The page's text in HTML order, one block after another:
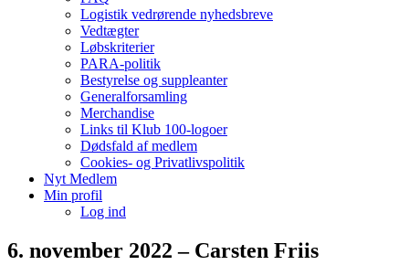
Logistik vedrørende nyhedsbreve
Vedtægter
Løbskriterier
PARA-politik
Bestyrelse og suppleanter
Generalforsamling
Merchandise
Links til Klub 100-logoer
Dødsfald af medlem
Cookies- og Privatlivspolitik
Nyt Medlem
Min profil
Log ind
6. november 2022 – Carsten Friis